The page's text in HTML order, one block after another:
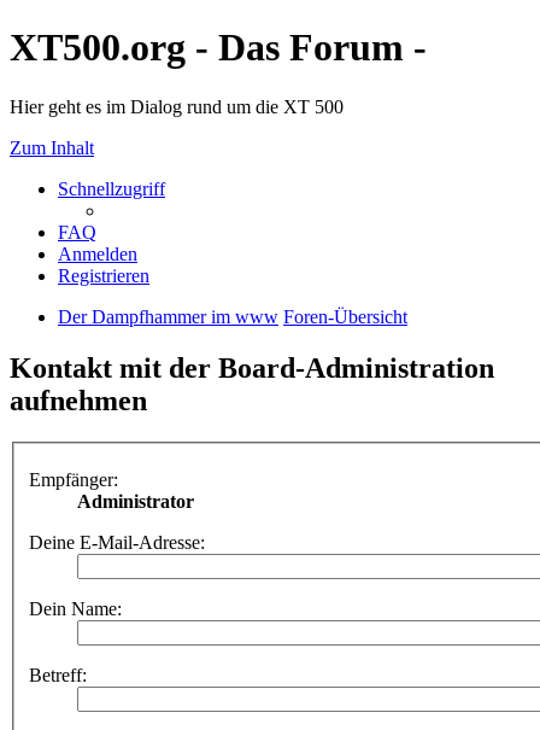
XT500.org - Das Forum -
Hier geht es im Dialog rund um die XT 500
Zum Inhalt
Schnellzugriff
FAQ
Anmelden
Registrieren
Der Dampfhammer im www Foren-Übersicht
Kontakt mit der Board-Administration
aufnehmen
Empfänger:
Administrator
Deine E-Mail-Adresse:
Dein Name:
Betreff: